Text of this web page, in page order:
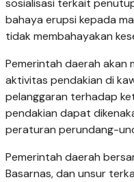
sosialisasi terkait
bahaya erupsi kepada
tidak membahayakan
Pemerintah daerah akan
aktivitas pendakian di
pelanggaran terhadap
pendakian dapat
peraturan perundang-
Pemerintah daerah
Basarnas, dan unsur